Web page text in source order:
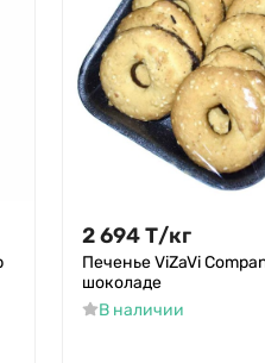
2 694Т/кг
Печенье ViZaVi
шоколаде
В наличии